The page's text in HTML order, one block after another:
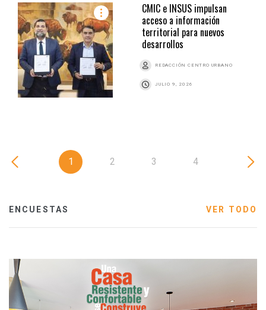
CMIC e INSUS impulsan
acceso a información
territorial para nuevos
desarrollos
REDACCIÓN CENTRO URBANO
JULIO 9, 2026
1 2 3 4
ENCUESTAS VER TODO